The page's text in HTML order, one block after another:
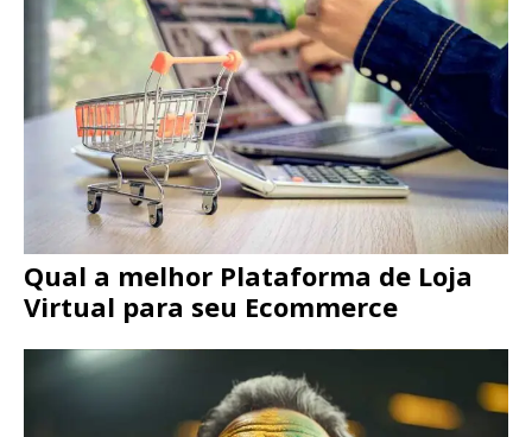
Qual a melhor Plataforma de Loja
Virtual para seu Ecommerce